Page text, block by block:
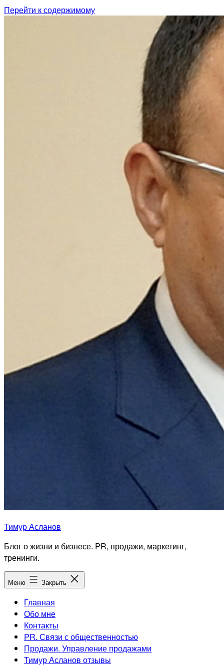
Перейти к содержимому
Тимур Асланов
Блог о жизни и бизнесе. PR, продажи, маркетинг,
тренинги.
Меню Закрыть
Главная
Обо мне
Контакты
PR. Связи с общественностью
Продажи. Управление продажами
Тимур Асланов отзывы